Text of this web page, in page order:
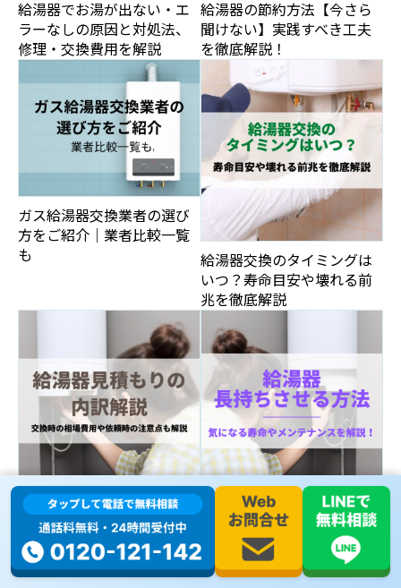
給湯器でお湯が出ない・エ
ラーなしの原因と対処法、
修理・交換費用を解説
給湯器の節約方法【今さら
聞けない】実践すべき工夫
を徹底解説！
ガス給湯器交換業者の選び
方をご紹介｜業者比較一覧
も
給湯器交換のタイミングは
いつ？寿命目安や壊れる前
兆を徹底解説
給湯器見積もりの内訳解
説！交換時の相場費用や依
頼時の注意点も解説
給湯器を長持ちさせる方法
とは？気になる寿命やメン
テナンスを解説！